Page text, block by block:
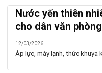
Nước yến thiên
cho dân văn phòng
12/03/2026
Áp lực, máy lạnh, thức khuya